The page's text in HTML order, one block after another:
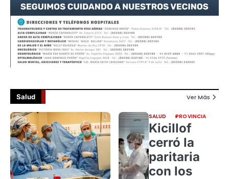
Salud Ver Más
SALUD PROVINCIA
Kicillof
cerró la
paritaria
con los